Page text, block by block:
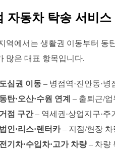
자동차 탁송 서비스
역에서는 생활권 이동부터 동
많은 대표 항목입니다.
도심권 이동 – 병점역·진안동·병
동탄·오산·수원 연계 – 출퇴근/
거점 구간– 역세권·상업지구·주
법인·리스·렌터카– 지점/현장 차
전기차·수입차·고가 차량– 차량